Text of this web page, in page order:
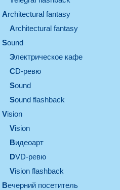
architectural fantasy
architectural fantasy
sound
электрическое кафе
CD-ревю
sound
Sound flashback
vision
vision
видеоарт
DVD-ревю
Vision flashback
вечерний посетитель